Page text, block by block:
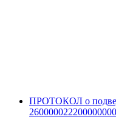
ПРОТОКОЛ о